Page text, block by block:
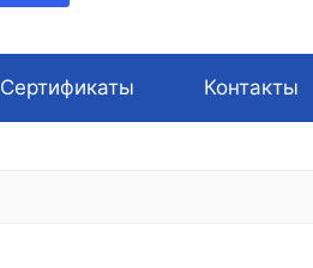
Сертификаты Контакты